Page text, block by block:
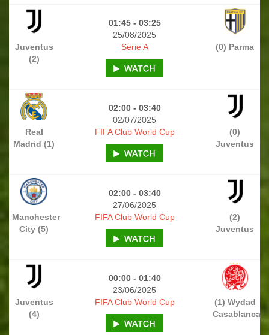
01:45 - 03:25
25/08/2025
Juventus
(2)
(0) Parma
Serie A
02:00 - 03:40
02/07/2025
Real
Madrid (1)
(0)
Juventus
FIFA Club World Cup
02:00 - 03:40
27/06/2025
Manchester
City (5)
(2)
Juventus
FIFA Club World Cup
00:00 - 01:40
23/06/2025
Juventus
(4)
(1) Wydad
Casablanca
FIFA Club World Cup